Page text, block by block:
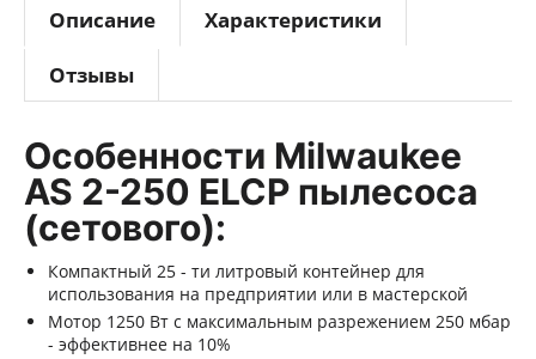
Описание
Характеристики
Отзывы
Особенности Milwaukee
AS 2-250 ELCP пылесоса
(сетового):
Компактный 25 - ти литровый контейнер для
использования на предприятии или в мастерской
Мотор 1250 Вт с максимальным разрежением 250 мбар
- эффективнее на 10%